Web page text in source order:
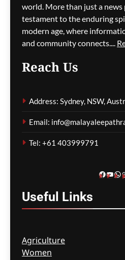
ഗീത ദാസ്‌
world. More than just a news
testament to the enduring
modern age, where
and community connects....
Reach Us
Address: Sydney, NSW,
Email:
Tel: +61 403999791
Useful Links
Agriculture
Women